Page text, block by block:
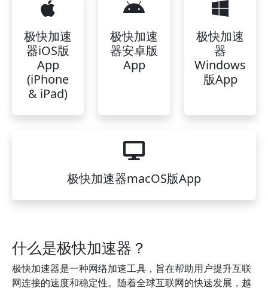
极快加速
器iOS版
App
(iPhone
& iPad)
极快加速
器安卓版
App
极快加速
器
Windows
版App
极快加速器macOS版App
什么是极快加速器？
极快加速器是一种网络加速工具，旨在帮助用户提升互联
网连接的速度和稳定性。随着全球互联网的快速发展，越